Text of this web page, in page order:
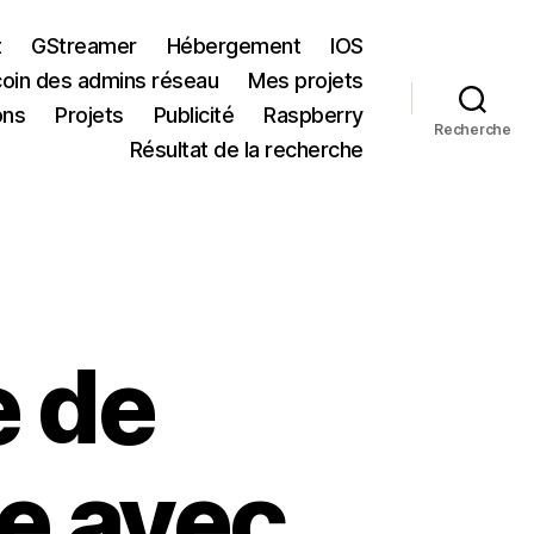
GStreamer Hébergement
IOS
des admins réseau
Mes projets
Projets Publicité
Raspberry
Résultat de la recherche
Recherche
de